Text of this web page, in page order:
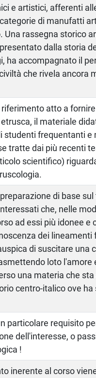
e artistici, afferenti
di manufatti
rassegna storico
dalla storia
ha accompagnato il
che rivela ancora
atto a
il materiale
studenti frequentanti e
tratte dai più recenti
scientifico)
di base
che, nelle
ad essi più idonee e
dei lineamenti
di suscitare una
loto l'amore
una materia che sta
centro-italico ove ha
particolare requisito
dell'interesse, o
!
inerente al corso